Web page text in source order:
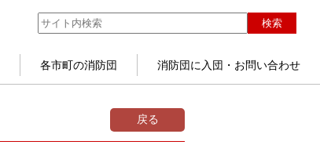
検索
各市町の消防団 消防団に入団・お問い合わせ
戻る